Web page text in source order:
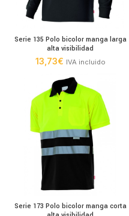
Serie 135 Polo bicolor manga larga
alta visibilidad
13,73€ IVA incluido
Serie 173 Polo bicolor manga corta